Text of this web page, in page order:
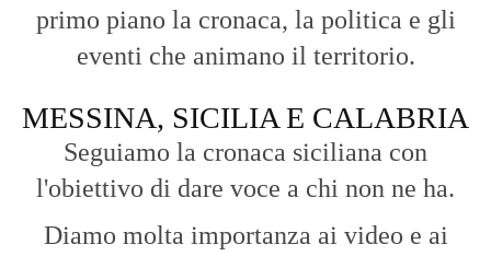
primo piano la cronaca, la politica e gli
eventi che animano il territorio.
MESSINA, SICILIA E CALABRIA
Seguiamo la cronaca siciliana con
l'obiettivo di dare voce a chi non ne ha.
Diamo molta importanza ai video e ai